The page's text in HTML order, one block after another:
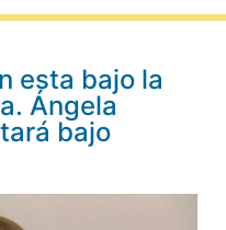
esta bajo la
Ángela
bajo